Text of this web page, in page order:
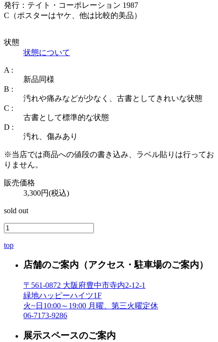
発行：テイト・コーポレーション 1987
C（ポスターはヤケ、他は比較的美品）
状態
状態について
A :
新品同様
B :
汚れや痛みなどが少なく、古書としてきれいな状態
C :
古書として標準的な状態
D :
汚れ、傷みあり
※当店では商品への値段の書き込み、ラベル貼りは行ってお
りません。
販売価格
3,300円(税込)
sold out
top
店舗のご案内 （アクセス・駐車場のご案内）
〒561-0872 大阪府豊中市寺内2-12-1
緑地ハッピーハイツ1F
火~日10:00～19:00 月曜、第三火曜定休
06-7173-9286
展示スペースのご案内